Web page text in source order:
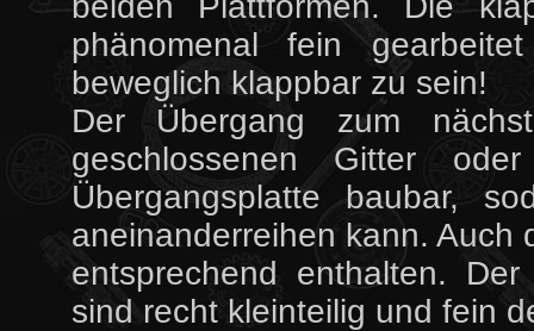
phänomenal fein
beweglich klappbar zu sein!
Der Übergang zum
geschlossenen Gitter
Übergangsplatte baubar,
aneinanderreihen kann. Auch
entsprechend enthalten.
sind recht kleinteilig und fein